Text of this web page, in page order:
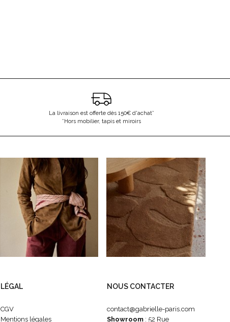
La livraison est offerte dès 150€ d'achat*
*Hors mobilier, tapis et miroirs
LÉGAL
CGV
Mentions légales
NOUS CONTACTER
contact@gabrielle-paris.com
Showroom : 52 Rue